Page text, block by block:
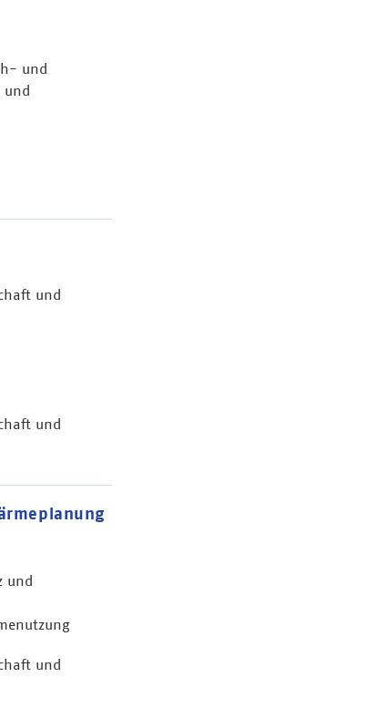
und
und
und
und
und
und